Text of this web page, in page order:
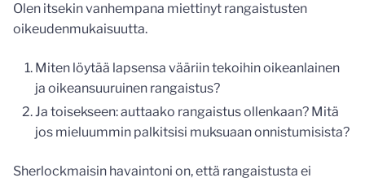
Olen itsekin vanhempana miettinyt rangaistusten
oikeudenmukaisuutta.
Miten löytää lapsensa vääriin tekoihin oikeanlainen
ja oikeansuuruinen rangaistus?
Ja toisekseen: auttaako rangaistus ollenkaan? Mitä
jos mieluummin palkitsisi muksuaan onnistumisista?
Sherlockmaisin havaintoni on, että rangaistusta ei